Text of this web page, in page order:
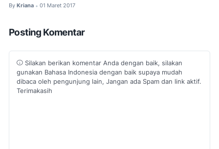
By Kriana • 01 Maret 2017
Posting Komentar
Silakan berikan komentar Anda dengan baik, silakan
gunakan Bahasa Indonesia dengan baik supaya mudah
dibaca oleh pengunjung lain, Jangan ada Spam dan link aktif.
Terimakasih